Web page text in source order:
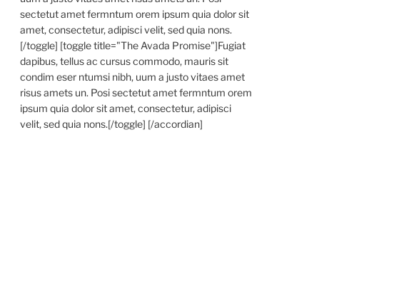
sectetut amet fermntum orem ipsum quia dolor sit
amet, consectetur, adipisci velit, sed quia nons.
[/toggle] [toggle title="The Avada Promise"]Fugiat
dapibus, tellus ac cursus commodo, mauris sit
condim eser ntumsi nibh, uum a justo vitaes amet
risus amets un. Posi sectetut amet fermntum orem
ipsum quia dolor sit amet, consectetur, adipisci
velit, sed quia nons.[/toggle] [/accordian]